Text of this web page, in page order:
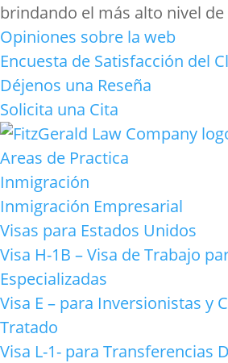
brindando el más alto nivel de
Opiniones sobre la web
Encuesta de Satisfacción del
Déjenos una Reseña
Solicita una Cita
Areas de Practica
Inmigración
Inmigración Empresarial
Visas para Estados Unidos
Visa H-1B – Visa de Trabajo
Especializadas
Visa E – para Inversionistas y
Tratado
Visa L-1- para Transferencias